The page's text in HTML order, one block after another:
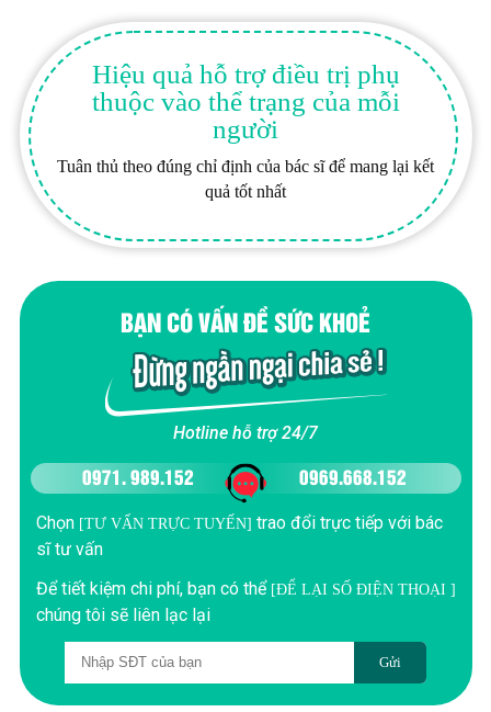
Hiệu quả hỗ trợ điều trị phụ
thuộc vào thể trạng của mỗi
người
Tuân thủ theo đúng chỉ định của bác sĩ để mang lại kết
quả tốt nhất
BẠN CÓ VẤN ĐỀ SỨC KHOẺ
Hotline hỗ trợ 24/7
0971. 989.152 0969.668.152
Chọn [TƯ VẤN TRỰC TUYẾN] trao đổi trực tiếp với bác
sĩ tư vấn
Để tiết kiệm chi phí, bạn có thể [ĐỂ LẠI SỐ ĐIỆN THOẠI ]
chúng tôi sẽ liên lạc lại
Gửi